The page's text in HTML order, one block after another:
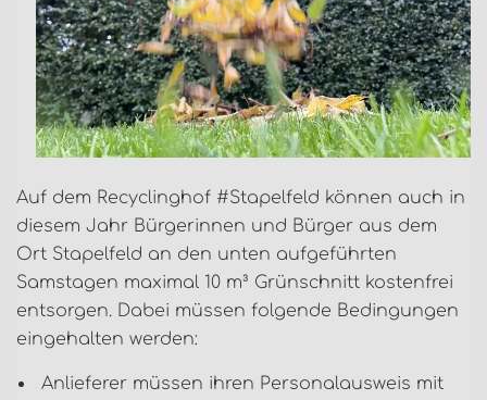
Auf dem Recyclinghof #Stapelfeld können auch in
diesem Jahr Bürgerinnen und Bürger aus dem
Ort Stapelfeld an den unten aufgeführten
Samstagen maximal 10 m³ Grünschnitt kostenfrei
entsorgen. Dabei müssen folgende Bedingungen
eingehalten werden:
Anlieferer müssen ihren Personalausweis mit